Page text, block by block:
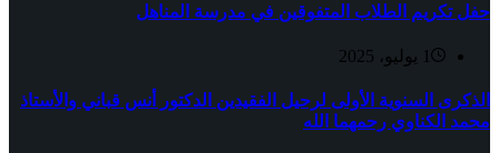
حفل تكريم الطلاب المتفوقين في مدرسة المناهل
1 يوليو، 2025
الذكرى السنوية الأولى لرحيل الفقيدين الدكتور أنس قباني والأستاذ
محمد الكناوي رحمهما الله